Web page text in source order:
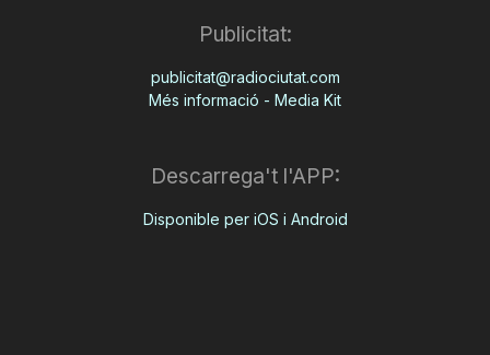
Publicitat:
publicitat@radiociutat.com
Més informació - Media Kit
Descarrega't l'APP:
Disponible per iOS i Android